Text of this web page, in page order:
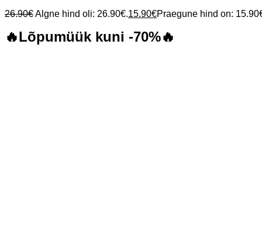
26.90€Algne hind oli: 26.90€.15.90€Praegune hind on:
🔥Lõpumüük kuni -70%🔥